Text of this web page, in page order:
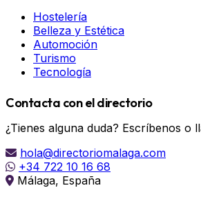
Hostelería
Belleza y Estética
Automoción
Turismo
Tecnología
Contacta con el directorio
¿Tienes alguna duda? Escríbenos o
hola@directoriomalaga.com
+34 722 10 16 68
Málaga, España